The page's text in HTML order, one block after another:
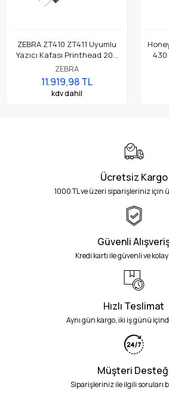
ZEBRA ZT410 ZT411 Uyumlu
Yazıcı Kafası Printhead 203
Dpi Parça No: P1058930-009
ZEBRA
11.919,98 TL
kdv dahil
430
Ücretsiz Kargo
1000 TL ve üzeri siparişleriniz için
Güvenli
Kredi kartı ile güvenli ve
Hızlı Teslimat
Aynı gün kargo, iki iş günü
Müşteri
Siparişleriniz ile ilgili soruları